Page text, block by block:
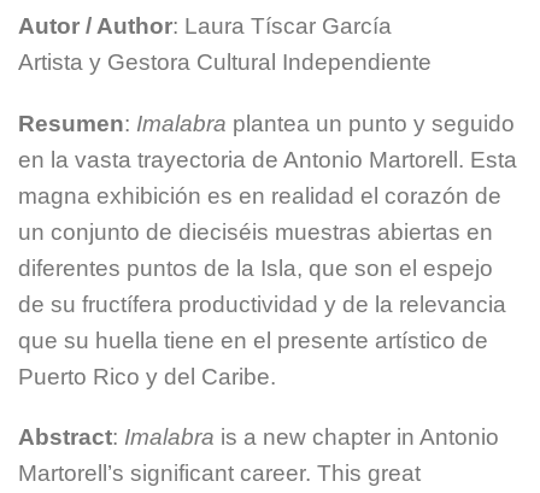
Autor / Author: Laura Tíscar García
Artista y Gestora Cultural Independiente
Resumen: Imalabra plantea un punto y seguido
en la vasta trayectoria de Antonio Martorell. Esta
magna exhibición es en realidad el corazón de
un conjunto de dieciséis muestras abiertas en
diferentes puntos de la Isla, que son el espejo
de su fructífera productividad y de la relevancia
que su huella tiene en el presente artístico de
Puerto Rico y del Caribe.
Abstract: Imalabra is a new chapter in Antonio
Martorell’s significant career. This great